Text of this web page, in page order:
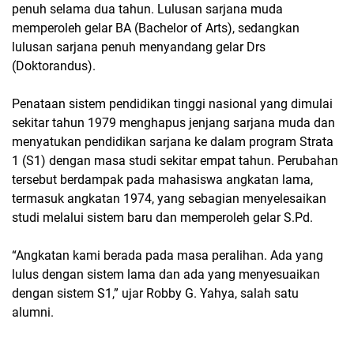
penuh selama dua tahun. Lulusan sarjana muda
memperoleh gelar BA (Bachelor of Arts), sedangkan
lulusan sarjana penuh menyandang gelar Drs
(Doktorandus).
Penataan sistem pendidikan tinggi nasional yang dimulai
sekitar tahun 1979 menghapus jenjang sarjana muda dan
menyatukan pendidikan sarjana ke dalam program Strata
1 (S1) dengan masa studi sekitar empat tahun. Perubahan
tersebut berdampak pada mahasiswa angkatan lama,
termasuk angkatan 1974, yang sebagian menyelesaikan
studi melalui sistem baru dan memperoleh gelar S.Pd.
“Angkatan kami berada pada masa peralihan. Ada yang
lulus dengan sistem lama dan ada yang menyesuaikan
dengan sistem S1,” ujar Robby G. Yahya, salah satu
alumni.